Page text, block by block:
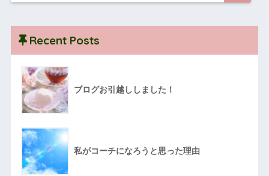
Recent Posts
ブログお引越ししました！
私がコーチになろうと思った理由